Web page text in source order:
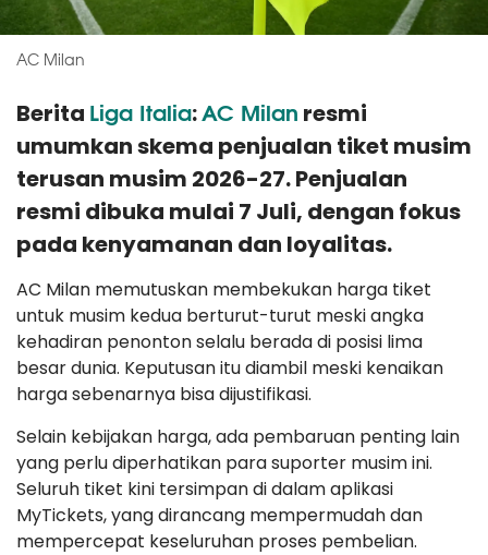
AC Milan
Berita Liga Italia:AC Milan resmi
umumkan skema penjualan tiket musim
terusan musim 2026-27. Penjualan
resmi dibuka mulai 7 Juli, dengan fokus
pada kenyamanan dan loyalitas.
AC Milan memutuskan membekukan harga tiket
untuk musim kedua berturut-turut meski angka
kehadiran penonton selalu berada di posisi lima
besar dunia. Keputusan itu diambil meski kenaikan
harga sebenarnya bisa dijustifikasi.
Selain kebijakan harga, ada pembaruan penting lain
yang perlu diperhatikan para suporter musim ini.
Seluruh tiket kini tersimpan di dalam aplikasi
MyTickets, yang dirancang mempermudah dan
mempercepat keseluruhan proses pembelian.